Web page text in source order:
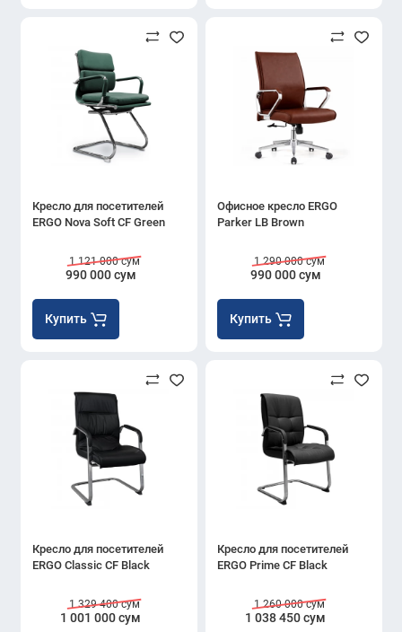
Кресло для посетителей
ERGO Nova Soft CF Green
990 000 сум
1 121 000 сум
Купить
Офисное кресло ERGO
Parker LB Brown
990 000 сум
1 290 000 сум
Купить
Кресло для посетителей
ERGO Classic CF Black
1 001 000 сум
1 329 400 сум
Кресло для посетителей
ERGO Prime CF Black
1 038 450 сум
1 260 000 сум